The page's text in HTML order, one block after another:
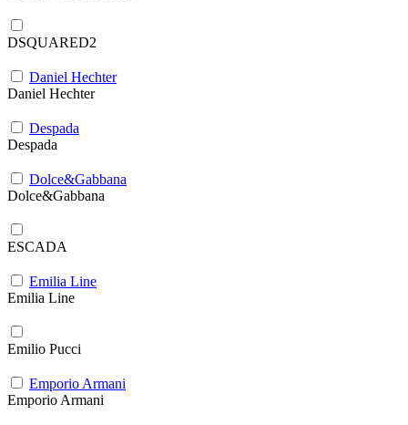
DSQUARED2
Daniel Hechter
Daniel Hechter
Despada
Despada
Dolce&Gabbana
Dolce&Gabbana
ESCADA
Emilia Line
Emilia Line
Emilio Pucci
Emporio Armani
Emporio Armani